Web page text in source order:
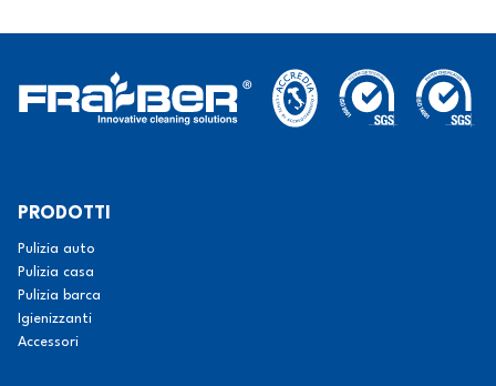
PRODOTTI
Pulizia auto
Pulizia casa
Pulizia barca
Igienizzanti
Accessori